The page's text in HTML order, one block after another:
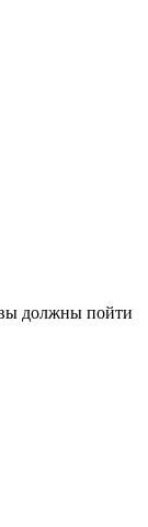
должны пойти